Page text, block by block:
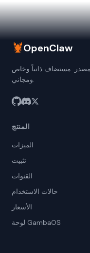
🦞OpenClaw
مستضاف ذاتياً وخاص
ومجاني.
المنتج
الميزات
تثبيت
القنوات
حالات الاستخدام
الأسعار
لوحة GambaOS